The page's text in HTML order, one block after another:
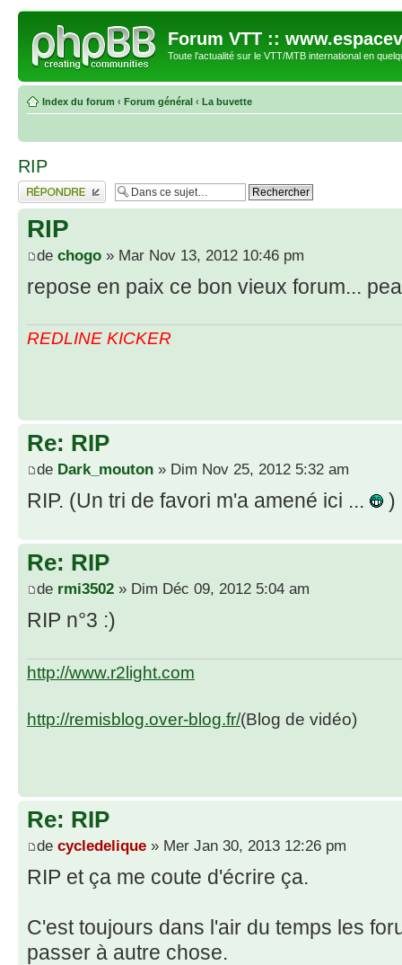
Forum VTT ::
Toute l'actualité sur le VTT/MTB international en
Index du forum ‹ Forum général ‹ La buvette
RIP
Répondre
RIP
de chogo » Mar Nov 13, 2012 10:46 pm
repose en paix ce bon vieux forum...
REDLINE KICKER
Re: RIP
de Dark_mouton » Dim Nov 25, 2012 5:32 am
RIP. (Un tri de favori m'a amené ici ... )
Re: RIP
de rmi3502 » Dim Déc 09, 2012 5:04 am
RIP n°3 :)
http://www.r2light.com
http://remisblog.over-blog.fr/(Blog de vidéo)
Re: RIP
de cycledelique » Mer Jan 30, 2013 12:26 pm
RIP et ça me coute d'écrire ça.
C'est toujours dans l'air du temps les
passer à autre chose.